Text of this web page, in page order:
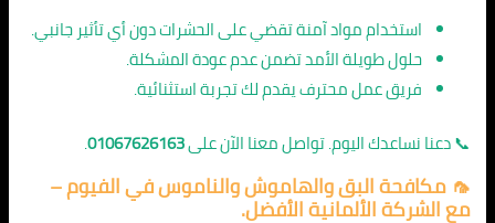
استخدام مواد آمنة تقضي على الحشرات دون أي تأثير جانبي.
حلول طويلة الأمد تضمن عدم عودة المشكلة.
فريق عمل محترف يقدم لك تجربة استثنائية.
📞 دعنا نساعدك اليوم. تواصل معنا الآن على01067626163
.
🦟مكافحة البق والهاموش والناموس في الفيوم–
مع الشركة الألمانية الأفضل.